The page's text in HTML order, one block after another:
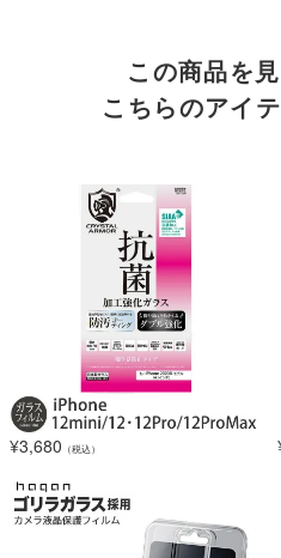
この商品を
こちらのアイ
¥3,680 （税込）